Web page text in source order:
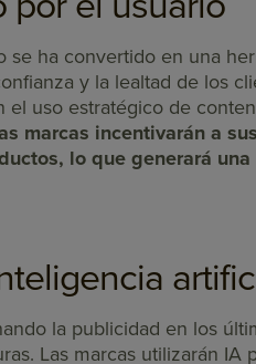
se ha convertido en una
y la lealtad de los
uso estratégico de
marcas incentivarán a
lo que generará
la publicidad en los
Las marcas utilizarán IA